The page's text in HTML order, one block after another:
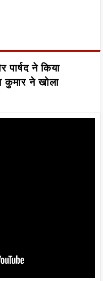
पार्षद ने किया
कुमार ने खोला